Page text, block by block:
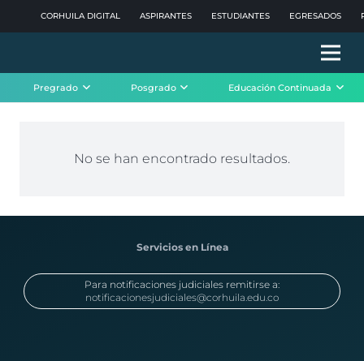
CORHUILA DIGITAL ASPIRANTES ESTUDIANTES EGRESADOS
Pregrado Posgrado Educación Continuada
No se han encontrado resultados.
Servicios en Línea
Para notificaciones judiciales remitirse a:
notificacionesjudiciales@corhuila.edu.co